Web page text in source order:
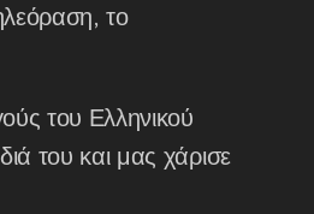
το
του Ελληνικού
του και μας χάρισε